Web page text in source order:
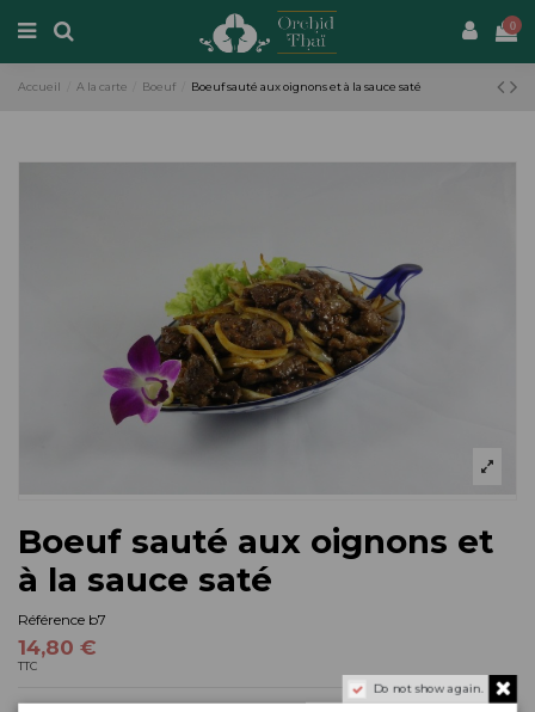
0
Accueil A la carte Boeuf Boeuf sauté aux oignons et à la sauce saté
Boeuf sauté aux oignons et
à la sauce saté
Référence b7
14,80 €
TTC
Do not show again.